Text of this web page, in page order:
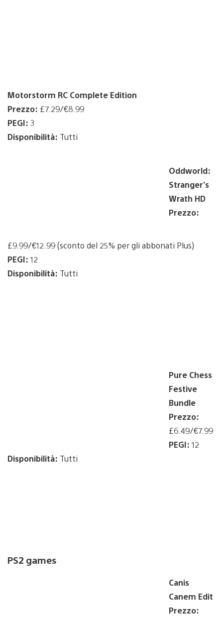
Motorstorm RC Complete Edition
Prezzo: £7.29/€8.99
PEGI: 3
Disponibilità: Tutti
Oddworld:
Stranger’s
Wrath HD
Prezzo:
£9.99/€12.99 (sconto del 25% per gli abbonati Plus)
PEGI: 12
Disponibilità: Tutti
Pure Chess
Festive
Bundle
Prezzo:
£6.49/€7.99
PEGI: 12
Disponibilità: Tutti
PS2 games
Canis
Canem Edit
Prezzo: